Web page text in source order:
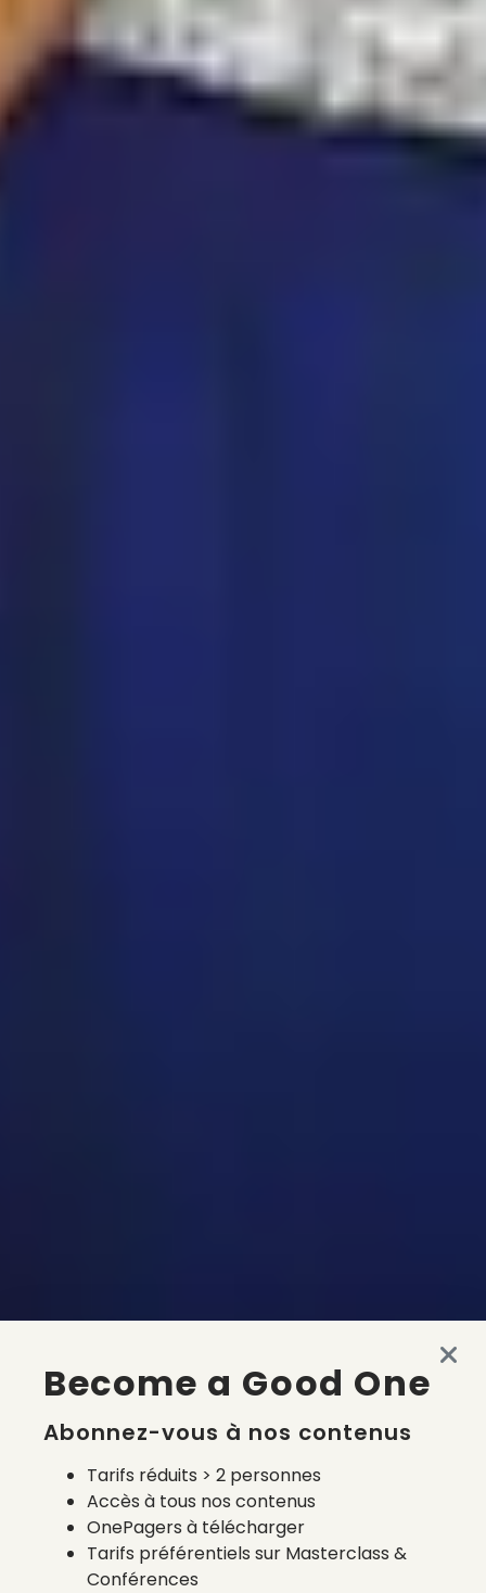
Become a Good One
Abonnez-vous à nos contenus
Tarifs réduits > 2 personnes
Accès à tous nos contenus
OnePagers à télécharger
Tarifs préférentiels sur Masterclass &
Conférences